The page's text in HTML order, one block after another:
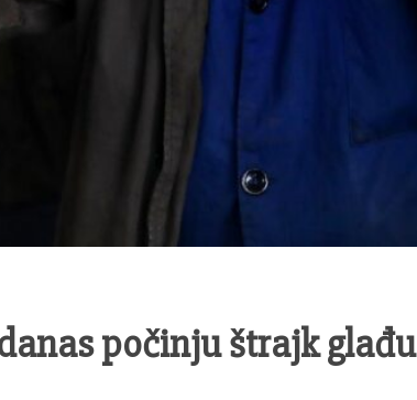
počinju štrajk glađu